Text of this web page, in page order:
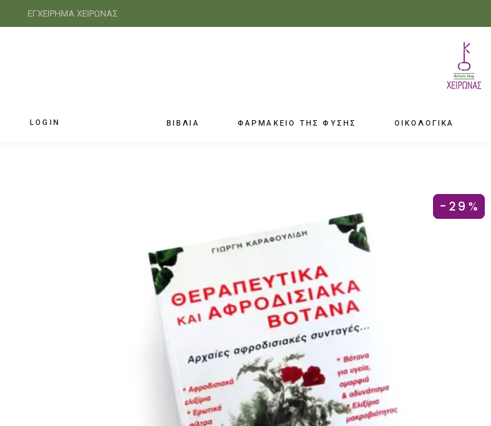
ΕΓΧΕΙΡΗΜΑ ΧΕΙΡΩΝΑΣ
LOGIN ΒΙΒΛΙΑ ΦΑΡΜΑΚΕΙΟ ΤΗΣ ΦΥΣΗΣ ΟΙΚΟΛΟΓΙΚΑ
SOLD
-29%